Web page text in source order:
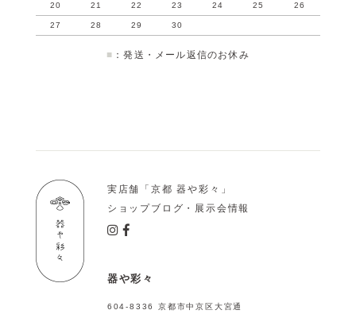
20 21 22 23 24 25 26
27 28 29 30
■ ：発送・メール返信のお休み
実店舗「京都 器や彩々」
ショップブログ・展示会情報
器や彩々
604-8336 京都市中京区大宮通